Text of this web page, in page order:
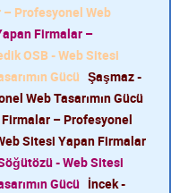
– Profesyonel Web
Firmalar –
OSB - Web Sitesi
Gücü Şaşmaz -
Web Tasarımın Gücü
– Profesyonel
Sitesi Yapan Firmalar
- Web Sitesi
Gücü İncek -